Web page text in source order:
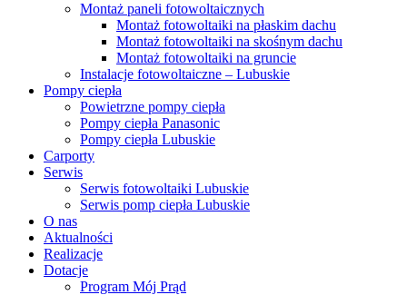
Montaż paneli fotowoltaicznych
Montaż fotowoltaiki na płaskim dachu
Montaż fotowoltaiki na skośnym dachu
Montaż fotowoltaiki na gruncie
Instalacje fotowoltaiczne – Lubuskie
Pompy ciepła
Powietrzne pompy ciepła
Pompy ciepła Panasonic
Pompy ciepła Lubuskie
Carporty
Serwis
Serwis fotowoltaiki Lubuskie
Serwis pomp ciepła Lubuskie
O nas
Aktualności
Realizacje
Dotacje
Program Mój Prąd